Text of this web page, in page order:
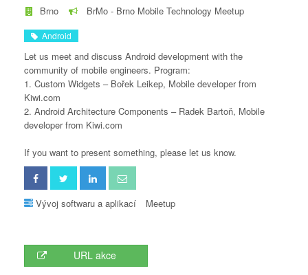
Brno
BrMo - Brno Mobile Technology Meetup
Android
Let us meet and discuss Android development with the
community of mobile engineers. Program:
1. Custom Widgets – Bořek Leikep, Mobile developer from
Kiwi.com
2. Android Architecture Components – Radek Bartoň, Mobile
developer from Kiwi.com
If you want to present something, please let us know.
Vývoj softwaru a aplikací Meetup
URL akce